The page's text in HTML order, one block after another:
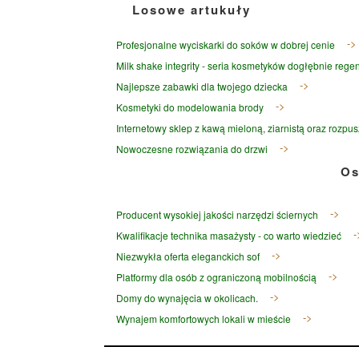
Losowe artukuły
Profesjonalne wyciskarki do soków w dobrej cenie
Milk shake integrity - seria kosmetyków dogłębnie
Najlepsze zabawki dla twojego dziecka
Kosmetyki do modelowania brody
Internetowy sklep z kawą mieloną, ziarnistą oraz
Nowoczesne rozwiązania do drzwi
Producent wysokiej jakości narzędzi ściernych
Kwalifikacje technika masażysty - co warto wiedzieć
Niezwykła oferta eleganckich sof
Platformy dla osób z ograniczoną mobilnością
Domy do wynajęcia w okolicach.
Wynajem komfortowych lokali w mieście